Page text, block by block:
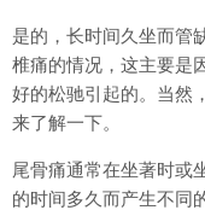
是的，长时间久坐而管
椎痛的情况，这主要是
好的松驰引起的。当然
来了解一下。
尾骨痛通常在坐著时或
的时间多久而产生不同